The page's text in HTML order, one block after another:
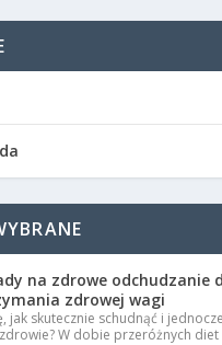
na zdrowe odchudzanie
zdrowej wagi
jak skutecznie schudnąć i
W dobie przeróżnych diet